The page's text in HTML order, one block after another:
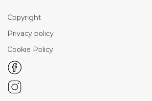
Copyright
Privacy policy
Cookie Policy